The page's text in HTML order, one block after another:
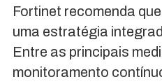
Fortinet recomenda
uma estratégia
Entre as principais
monitoramento